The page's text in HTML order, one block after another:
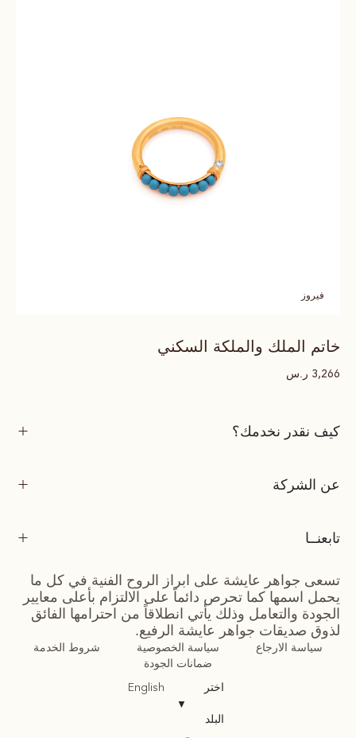
فيروز
خاتم الملك والملكة السكني
3,266 ر.س
كيف نقدر نخدمك؟
عن الشركة
تابعنــا
تسعى جواهر عايشة على ابراز الروح الفنية في كل ما
يحمل اسمها كما تحرص دائماً على الالتزام بأعلى معايير
الجودة والتعامل وذلك يأتي انطلاقاً من احترامها الفائق
لذوق صديقات جواهر عايشة الرفيع.
سياسة الارجاع سياسة الخصوصية
شروط الخدمة
ضمانات الجودة
اختر
البلد
▼
English